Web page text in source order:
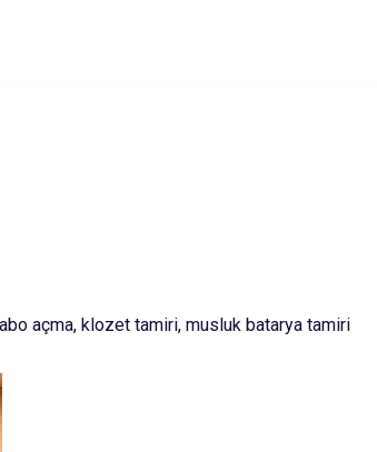
açma, klozet tamiri, musluk batarya tamiri